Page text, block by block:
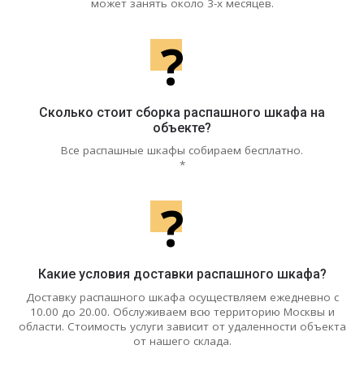
может занять около 3-х месяцев.
?
Сколько стоит сборка распашного шкафа на
объекте?
Все распашные шкафы собираем бесплатно.
*
?
Какие условия доставки распашного шкафа?
Доставку распашного шкафа осуществляем ежедневно с
10.00 до 20.00. Обслуживаем всю территорию Москвы и
области. Стоимость услуги зависит от удаленности объекта
от нашего склада.